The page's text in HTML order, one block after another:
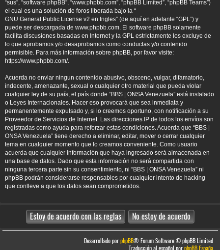
“sus”, “software phpBB”, “www.phpbb.com”, “phpBB Limited”, “phpBB Teams”)
el cual es una solución de foros liberada bajo la “
GNU General Public License v2 en Ingles” (de aquí en adelante “GPL”) y
puede ser descargada de www.phpbb.com. El software phpBB solamente
facilita discusiones basadas en Internet y la GPL estrictamente los excluye de
lo que aprobamos y/o desaprobamos como conductas y/o contenido
permisible. Para más información sobre phpBB, por favor visite:
https://www.phpbb.com/.
Acuerda no enviar ningun contenido abusivo, obsceno, vulgar, difamatorio,
indecente, amenazante, sexual o cualquier otro material que pueda violar
cualquier ley de su país, el país donde “BBS | ONSA Venezuela” está instalado
o Leyes Internacionales. Hacer eso provocará que sea inmediata y
permanentemente expulsado y, si lo creemos oportuno, con notificación a su
Proveedor de Servicios de Internet. Las direcciones IP de todos los envíos son
registradas como ayuda para reforzar estas condiciones. Acuerda que “BBS |
ONSA Venezuela” tiene derecho a eliminar, editar, mover o cerrar cualquier
tema en cualquier momento que lo creamos conveniente. Como usuario
acuerda que cualquier información que haya ingresado será almacenada en
una base de datos. Dado que esta información no será compartida con
ninguna tercera parte sin su consentimiento, ni “BBS | ONSA Venezuela” ni
phpBB podrán considerarse responsables por cualquier intento de hacking
que conlleve a que los datos sean comprometidos.
Desarrollado porphpBB® Forum Software © phpBB Limited
Traducción al español porphpBB España